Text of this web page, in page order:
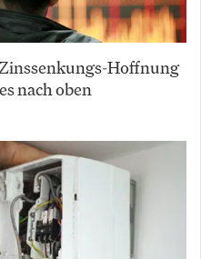
Hoffnung
nach oben